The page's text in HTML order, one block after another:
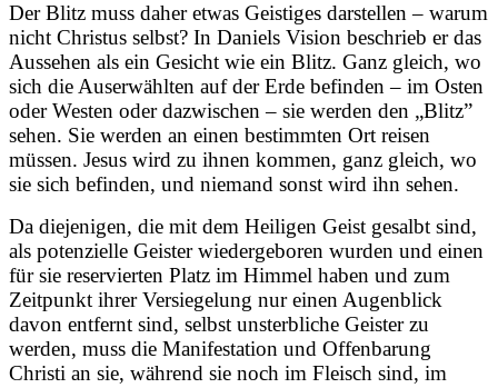
Der Blitz muss daher etwas Geistiges darstellen – warum
nicht Christus selbst? In Daniels Vision beschrieb er das
Aussehen als ein Gesicht wie ein Blitz. Ganz gleich, wo
sich die Auserwählten auf der Erde befinden – im Osten
oder Westen oder dazwischen – sie werden den „Blitz”
sehen. Sie werden an einen bestimmten Ort reisen
müssen. Jesus wird zu ihnen kommen, ganz gleich, wo
sie sich befinden, und niemand sonst wird ihn sehen.
Da diejenigen, die mit dem Heiligen Geist gesalbt sind,
als potenzielle Geister wiedergeboren wurden und einen
für sie reservierten Platz im Himmel haben und zum
Zeitpunkt ihrer Versiegelung nur einen Augenblick
davon entfernt sind, selbst unsterbliche Geister zu
werden, muss die Manifestation und Offenbarung
Christi an sie, während sie noch im Fleisch sind, im